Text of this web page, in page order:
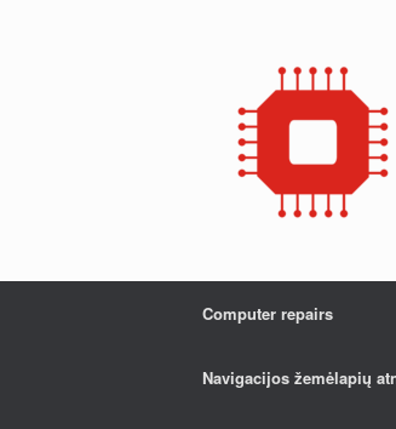
Computer repairs
Navigacijos žemėlapių